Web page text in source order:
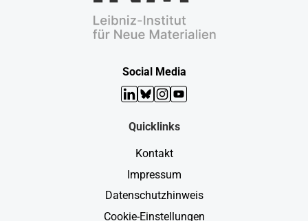
Social Media
LinkedIn
Bluesky
Instagram
YouTube
Quicklinks
Kontakt
Impressum
Datenschutzhinweis
Cookie-Einstellungen